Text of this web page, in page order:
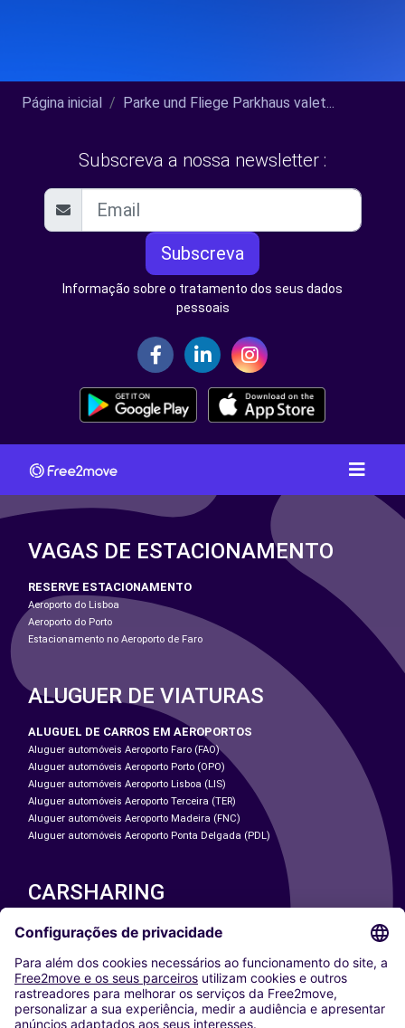
Página inicial Parke und Fliege Parkhaus valet...
Subscreva a nossa newsletter :
Subscreva
Informação sobre o tratamento dos seus dados
pessoais
VAGAS DE ESTACIONAMENTO
RESERVE ESTACIONAMENTO
Aeroporto do Lisboa
Aeroporto do Porto
Estacionamento no Aeroporto de Faro
ALUGUER DE VIATURAS
ALUGUEL DE CARROS EM AEROPORTOS
Aluguer automóveis Aeroporto Faro (FAO)
Aluguer automóveis Aeroporto Porto (OPO)
Aluguer automóveis Aeroporto Lisboa (LIS)
Aluguer automóveis Aeroporto Terceira (TER)
Aluguer automóveis Aeroporto Madeira (FNC)
Aluguer automóveis Aeroporto Ponta Delgada (PDL)
CARSHARING
NOSSAS CIDADES
Washington DC
Milan
Rome
Turin